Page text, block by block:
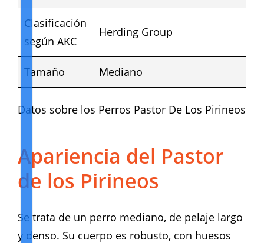
Clasificación
según AKC
Herding Group
Tamaño Mediano
Datos sobre los Perros Pastor De Los Pirineos
Apariencia del Pastor
de los Pirineos
Se trata de un perro mediano, de pelaje largo
y denso. Su cuerpo es robusto, con huesos